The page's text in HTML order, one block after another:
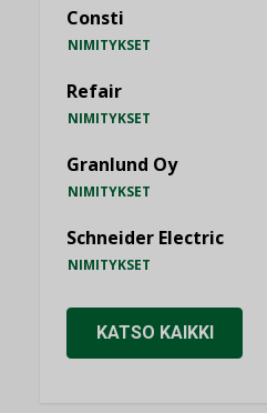
Consti
NIMITYKSET
Refair
NIMITYKSET
Granlund Oy
NIMITYKSET
Schneider Electric
NIMITYKSET
KATSO KAIKKI